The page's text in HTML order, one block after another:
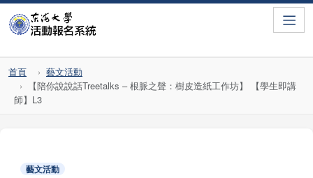
首頁
藝文活動
【陪你說說話Treetalks – 根脈之聲：樹皮造紙工作坊】 【學生即講
師】L3
藝文活動